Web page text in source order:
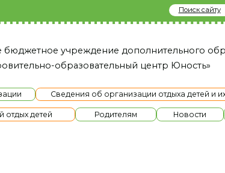
учреждение дополнительного образования
образовательный це нтр Юность»
Родителям Новости Медиа